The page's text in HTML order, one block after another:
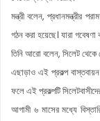
মন্ত্রী বলেন, প্রধানমন্ত্রীর
গঠন করা হয়েছে। যারা গবেষণা
তিনি আরো বলেন, সিলেট থেকে
এছাড়াও এই প্রকল্প বাস্তবায়ন
ফলে এই প্রকল্পটি
আগামী ৬ মাসের মধ্যে